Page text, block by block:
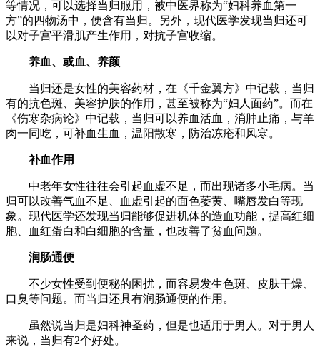
等情况，可以选择当归服用，被中医界称为“妇科养血第一
方”的四物汤中，便含有当归。另外，现代医学发现当归还可
以对子宫平滑肌产生作用，对抗子宫收缩。
养血、或血、养颜
当归还是女性的美容药材，在《千金翼方》中记载，当归
有的抗色斑、美容护肤的作用，甚至被称为“妇人面药”。而在
《伤寒杂病论》中记载，当归可以养血活血，消肿止痛，与羊
肉一同吃，可补血生血，温阳散寒，防治冻疮和风寒。
补血作用
中老年女性往往会引起血虚不足，而出现诸多小毛病。当
归可以改善气血不足、血虚引起的面色萎黄、嘴唇发白等现
象。现代医学还发现当归能够促进机体的造血功能，提高红细
胞、血红蛋白和白细胞的含量，也改善了贫血问题。
润肠通便
不少女性受到便秘的困扰，而容易发生色斑、皮肤干燥、
口臭等问题。而当归还具有润肠通便的作用。
虽然说当归是妇科神圣药，但是也适用于男人。对于男人
来说，当归有2个好处。